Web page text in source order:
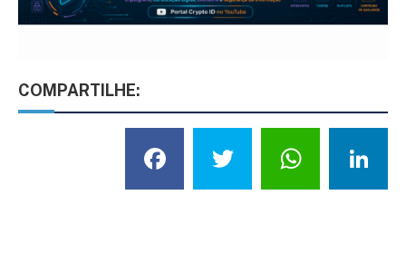
COMPARTILHE:
Facebook
Twitter